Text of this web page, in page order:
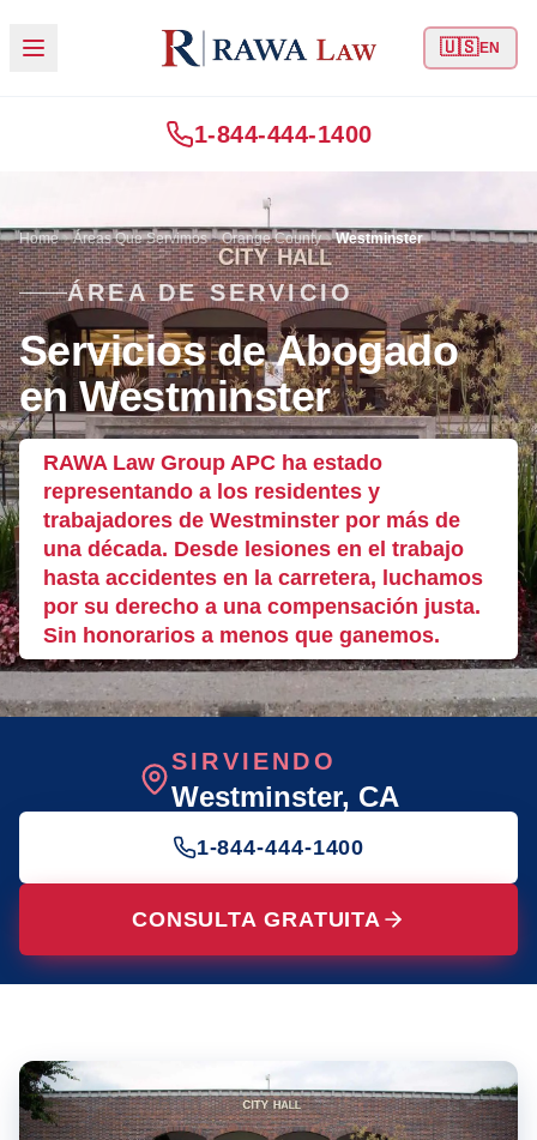
🇺🇸EN
1-844-444-1400
Home Áreas Que Servimos Orange County Westminster
ÁREA DE SERVICIO
Servicios de Abogado
en Westminster
RAWA Law Group APC ha estado
representando a los residentes y
trabajadores de Westminster por más de
una década. Desde lesiones en el trabajo
hasta accidentes en la carretera, luchamos
por su derecho a una compensación justa.
Sin honorarios a menos que ganemos.
SIRVIENDO
Westminster, CA
1-844-444-1400
CONSULTA GRATUITA